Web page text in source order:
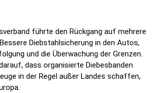
führte den Rückgang auf mehrere
Diebstahlsicherung in den Autos,
und die Überwachung der Grenzen.
dass organisierte Diebesbanden
in der Regel außer Landes schaffen,